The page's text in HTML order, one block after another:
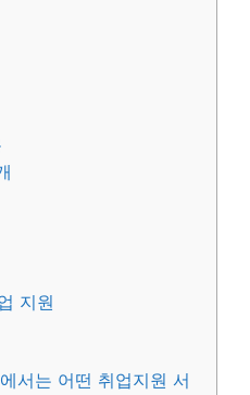
지원
서는 어떤 취업지원 서